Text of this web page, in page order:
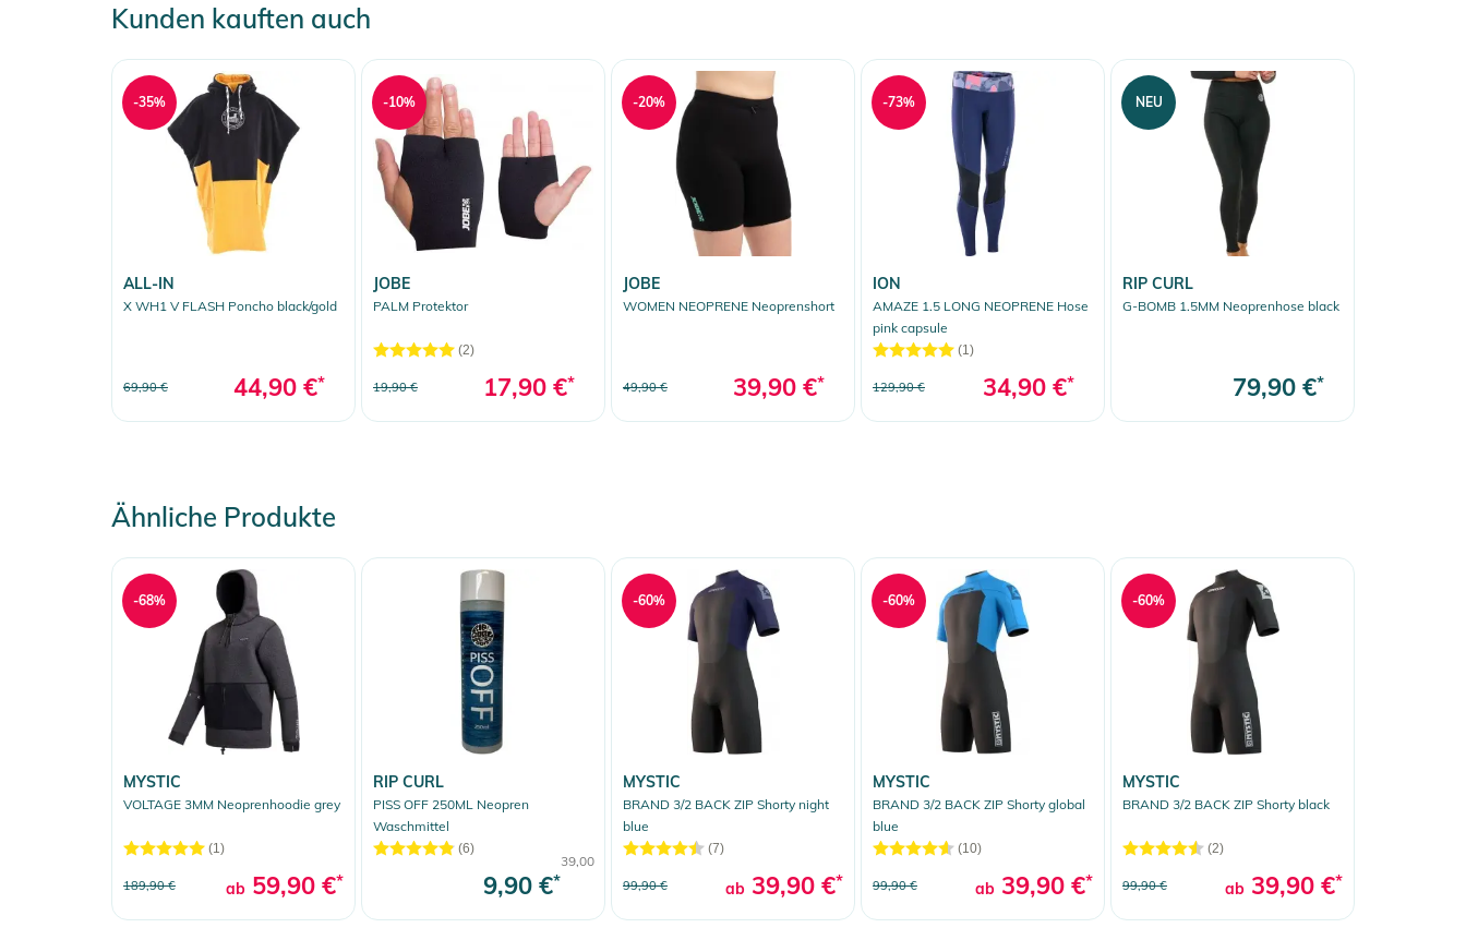
Kunden kauften auch
ALL-IN
X WH1 V FLASH Poncho black/gold
69,90 € 44,90 €*
-35%
JOBE
PALM Protektor
(2)
19,90 € 17,90 €*
-10%
JOBE
WOMEN NEOPRENE Neoprenshort
49,90 € 39,90 €*
-20%
ION
AMAZE 1.5 LONG NEOPRENE Hose
pink capsule
(1)
129,90 € 34,90 €*
-73%
RIP CURL
G-BOMB 1.5MM Neoprenhose black
79,90 €*
NEU
Ähnliche Produkte
MYSTIC
VOLTAGE 3MM Neoprenhoodie grey
(1)
189,90 € ab 59,90 €*
-68%
RIP CURL
PISS OFF 250ML Neopren
Waschmittel
(6)
39,00
9,90 €*
MYSTIC
BRAND 3/2 BACK ZIP Shorty night
blue
(7)
99,90 € ab 39,90 €*
-60%
MYSTIC
BRAND 3/2 BACK ZIP Shorty global
blue
(10)
99,90 € ab 39,90 €*
-60%
MYSTIC
BRAND 3/2 BACK ZIP Shorty black
(2)
99,90 € ab 39,90 €*
-60%